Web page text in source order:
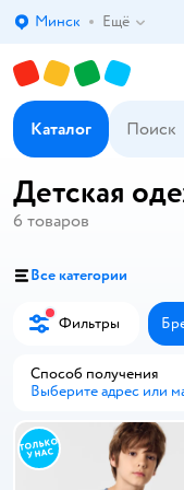
Выбор адреса доставки.
Минск Ещё
Каталог
Детская
6 товаров
Все категории
Фильтры
Способ получения
Выберите адрес или